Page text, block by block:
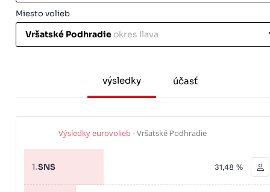
Miesto volieb
Vršatské Podhradie okres Ilava
výsledky účasť
Výsledky eurovolieb- Vršatské Podhradie
1.SNS 31,48 %